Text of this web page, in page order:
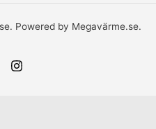
Powered by Megavärme.se.